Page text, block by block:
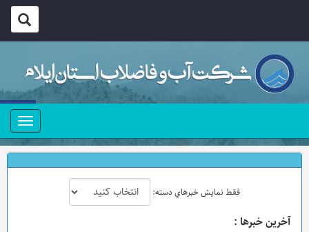
منو
فقط نمايش خبرهاي دسته:
آخرين خبرها :